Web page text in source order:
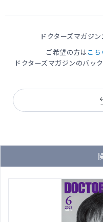
ドクターズマガジ
ご希望の方はこち
ドクターズマガジンのバッ